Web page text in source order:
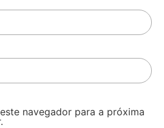
navegador para a próxima